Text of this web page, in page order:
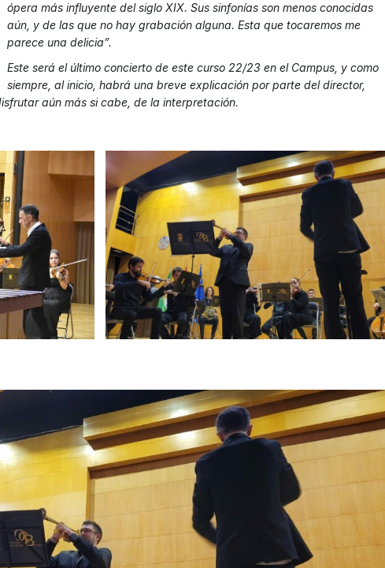
ópera más influyente del siglo XIX. Sus sinfonías son menos conocidas
aún, y de las que no hay grabación alguna. Esta que tocaremos me
parece una delicia”.
Este será el último concierto de este curso 22/23 en el Campus, y como
siempre, al inicio, habrá una breve explicación por parte del director,
aún más si cabe, de la interpretación.